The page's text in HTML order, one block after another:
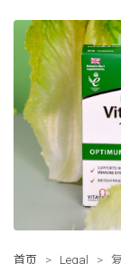
首页 > Legal >